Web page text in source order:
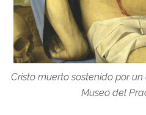
Cristo muerto sostenido por un
Museo del